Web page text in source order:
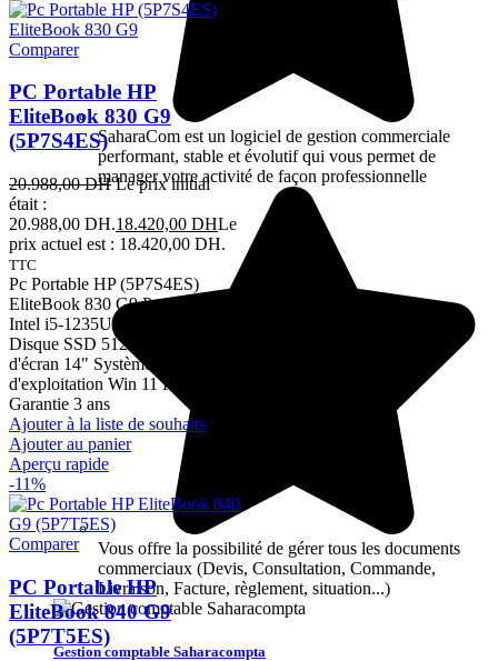
SaharaCom est un logiciel de gestion commerciale
performant, stable et évolutif qui vous permet de
manager votre activité de façon professionnelle
Vous offre la possibilité de gérer tous les documents
commerciaux (Devis, Consultation, Commande,
Livraison, Facture, règlement, situation...)
Gestion comptable Saharacompta
Comparer
PC Portable HP
EliteBook 830 G9
(5P7S4ES)
20.988,00DH Le prix initial
était :
20.988,00 DH.18.420,00 DHLe
prix actuel est : 18.420,00 DH.
TTC
Pc Portable HP (5P7S4ES)
EliteBook 830 G9 Processeur
Intel i5-1235U RAM 8 Go
Disque SSD 512 Go Taille
d'écran 14" Système
d'exploitation Win 11 PRO
Garantie 3 ans
Ajouter à la liste de souhaits
Ajouter au panier
Aperçu rapide
-11%
Comparer
PC Portable HP
EliteBook 840 G9
(5P7T5ES)